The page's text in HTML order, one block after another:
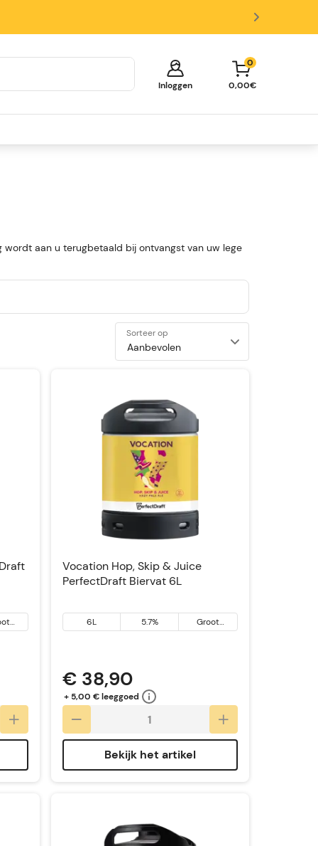
Inloggen
0
0,00€
Je winkelmandje is leeg!
aan u terugbetaald bij ontvangst van uw lege
Sorteer op
Vocation Hop, Skip & Juice
PerfectDraft Biervat 6L
€ 38,90
+ 5,00 € leeggoed
Bekijk het artikel
6L 5.7% Groot
Brittannië